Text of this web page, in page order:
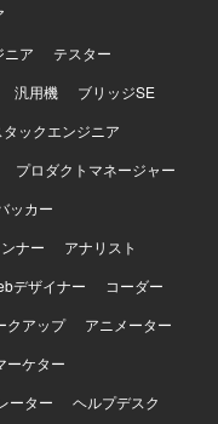
ニア
テスター
汎用機
ブリッジSE
タックエンジニア
プロダクトマネージャー
ッカー
ナー
アナリスト
デザイナー
コーダー
クアップ
アニメーター
ーケター
ーター
ヘルプデスク